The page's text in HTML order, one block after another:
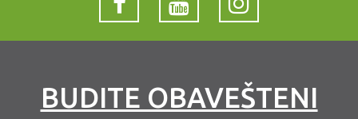
BUDITE OBAVEŠTENI